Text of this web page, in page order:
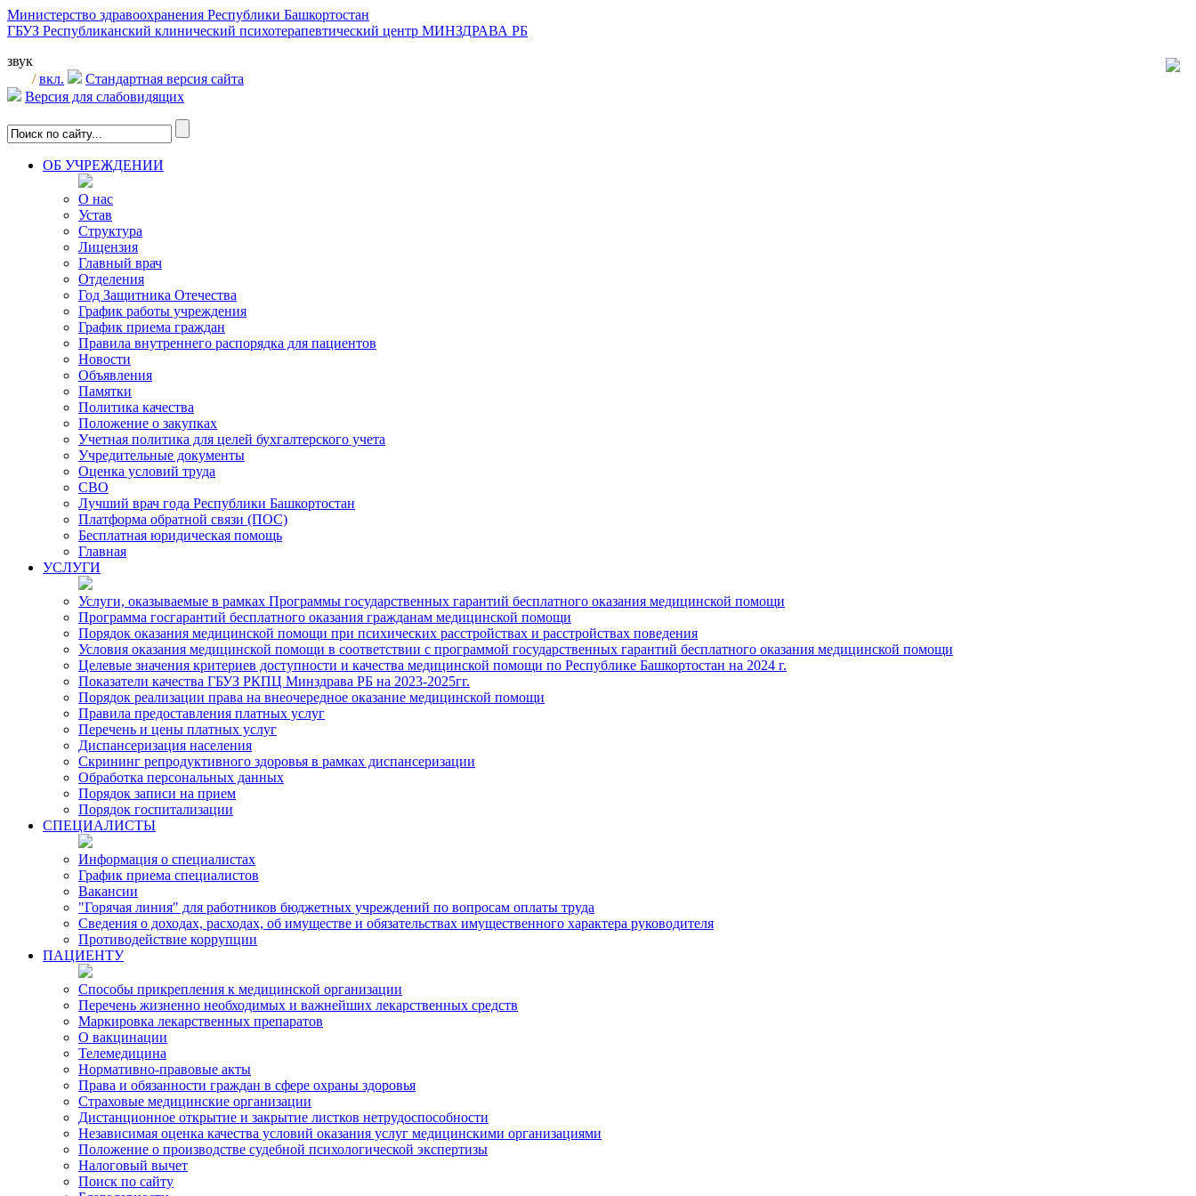
Министерство здравоохранения Республики Башкортостан
ГБУЗ Республиканский клинический психотерапевтический центр МИНЗДРАВА РБ
звук
/ вкл.
Стандартная версия сайта
Версия для слабовидящих
ОБ УЧРЕЖДЕНИИ
О нас
Устав
Структура
Лицензия
Главный врач
Отделения
Год Защитника Отечества
График работы учреждения
График приема граждан
Правила внутреннего распорядка для пациентов
Новости
Объявления
Памятки
Политика качества
Положение о закупках
Учетная политика для целей бухгалтерского учета
Учредительные документы
Оценка условий труда
СВО
Лучший врач года Республики Башкортостан
Платформа обратной связи (ПОС)
Бесплатная юридическая помощь
Главная
УСЛУГИ
Услуги, оказываемые в рамках Программы государственных гарантий бесплатного оказания медицинской помощи
Программа госгарантий бесплатного оказания гражданам медицинской помощи
Порядок оказания медицинской помощи при психических расстройствах и расстройствах поведения
Условия оказания медицинской помощи в соответствии с программой государственных гарантий бесплатного оказания медицинской помощи
Целевые значения критериев доступности и качества медицинской помощи по Республике Башкортостан на 2024 г.
Показатели качества ГБУЗ РКПЦ Минздрава РБ на 2023-2025гг.
Порядок реализации права на внеочередное оказание медицинской помощи
Правила предоставления платных услуг
Перечень и цены платных услуг
Диспансеризация населения
Скрининг репродуктивного здоровья в рамках диспансеризации
Обработка персональных данных
Порядок записи на прием
Порядок госпитализации
СПЕЦИАЛИСТЫ
Информация о специалистах
График приема специалистов
Вакансии
"Горячая линия" для работников бюджетных учреждений по вопросам оплаты труда
Сведения о доходах, расходах, об имуществе и обязательствах имущественного характера руководителя
Противодействие коррупции
ПАЦИЕНТУ
Способы прикрепления к медицинской организации
Перечень жизненно необходимых и важнейших лекарственных средств
Маркировка лекарственных препаратов
О вакцинации
Телемедицина
Нормативно-правовые акты
Права и обязанности граждан в сфере охраны здоровья
Страховые медицинские организации
Дистанционное открытие и закрытие листков нетрудоспособности
Независимая оценка качества условий оказания услуг медицинскими организациями
Положение о производстве судебной психологической экспертизы
Налоговый вычет
Поиск по сайту